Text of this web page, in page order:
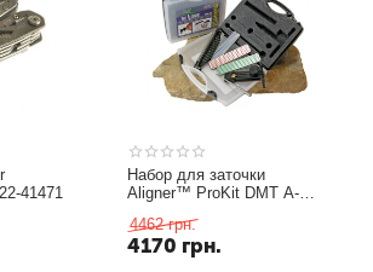
41471
Набор для заточки
Aligner™ ProKit DMT A-
4462 грн.
4170 грн.